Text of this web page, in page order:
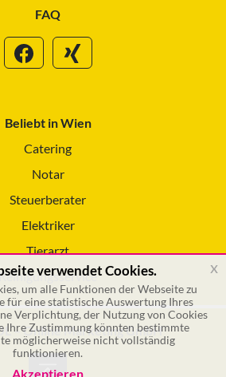
FAQ
Beliebt in Wien
Catering
Notar
Steuerberater
Elektriker
Tierarzt
– Online Marketing GmbH
verwendet Cookies.
um alle Funktionen der Webseite zu
für eine statistische Auswertung Ihres
Verplichtung, der Nutzung von Cookies
Ihre Zustimmung könnten bestimmte
möglicherweise nicht vollständig
funktionieren.
Akzeptieren
x